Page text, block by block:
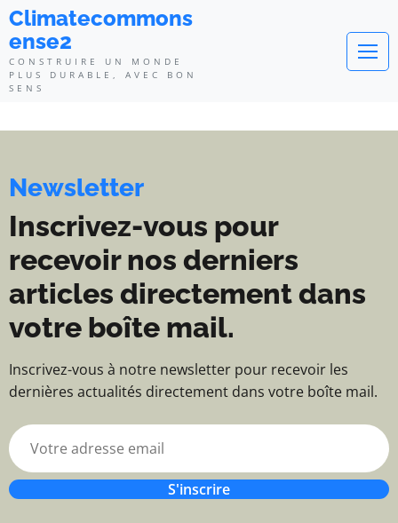
Climatecommonsense2 -
Climatecommons
ense2
CONSTRUIRE UN MONDE
PLUS DURABLE, AVEC BON
SENS
Newsletter
Inscrivez-vous pour
recevoir nos derniers
articles directement dans
votre boîte mail.
Inscrivez-vous à notre newsletter pour recevoir les
dernières actualités directement dans votre boîte mail.
S'inscrire